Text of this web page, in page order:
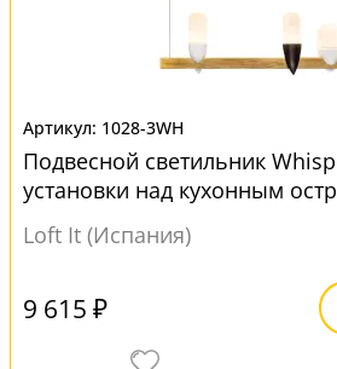
1028-3WH
Подвесной светильник
установки над кухонным
Loft It (Испания)
9 615 ₽